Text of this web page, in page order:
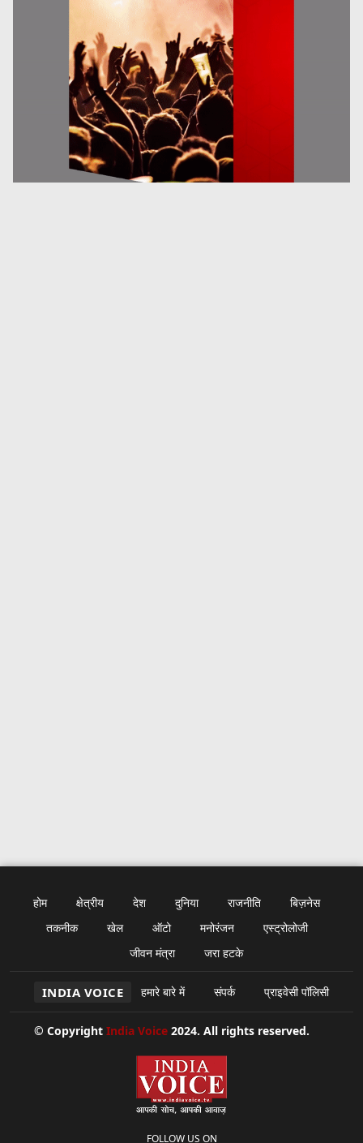
होम क्षेत्रीय देश दुनिया राजनीति
बिज़नेस
तकनीक
खेल ऑटो मनोरंजन
एस्ट्रोलोजी
जीवन मंत्रा
जरा हटके
INDIA VOICE हमारे बारे में संपर्क प्राइवेसी पॉलिसी
© Copyright India Voice 2024. All rights reserved.
FOLLOW US ON